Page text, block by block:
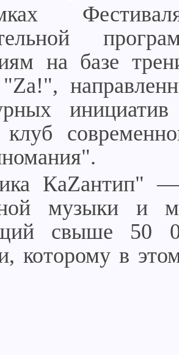
Фестиваля
на базе
клуб
КаZантип"
музыки и
свыше 50
которому в